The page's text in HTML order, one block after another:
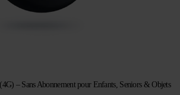
– Sans Abonnement pour Enfants, Seniors & Objets